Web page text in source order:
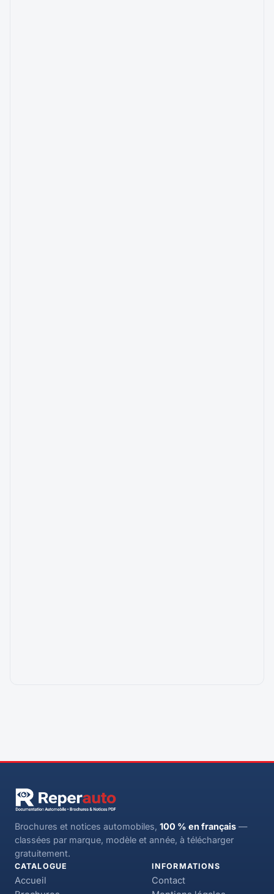
Brochures et notices automobiles, 100 % en français —
classées par marque, modèle et année, à télécharger
gratuitement.
CATALOGUE
Accueil
INFORMATIONS
Contact